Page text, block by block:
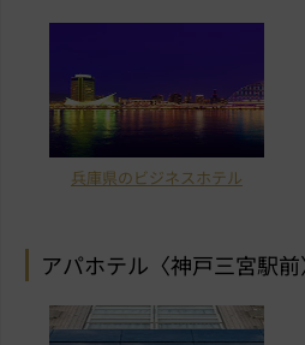
兵庫県のビジネスホテル
アパホテル〈神戸三宮駅